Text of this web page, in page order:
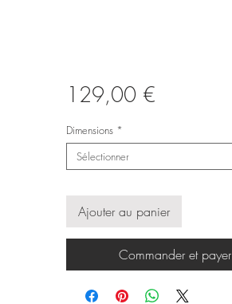
129,00 €Prix
Dimensions *
Sélectionner
Ajouter au panier
Commander et payer